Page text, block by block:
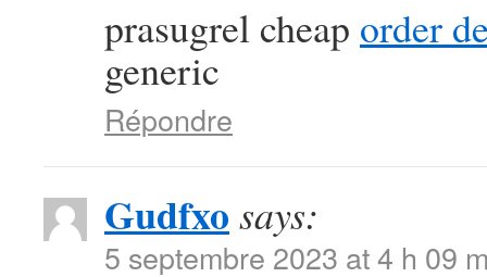
prasugrel cheap order
generic
Répondre
Gudfxo says:
5 septembre 2023 at 4 h 09